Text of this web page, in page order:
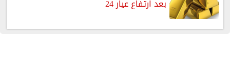
بعد ارتفاع عيار 24